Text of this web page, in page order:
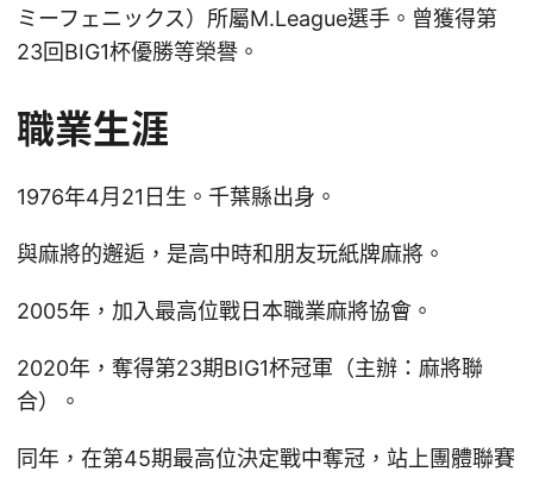
ミーフェニックス）所屬M.League選手。曾獲得第
23回BIG1杯優勝等榮譽。
職業生涯
1976年4月21日生。千葉縣出身。
與麻將的邂逅，是高中時和朋友玩紙牌麻將。
2005年，加入最高位戰日本職業麻將協會。
2020年，奪得第23期BIG1杯冠軍（主辦：麻將聯
合）。
同年，在第45期最高位決定戰中奪冠，站上團體聯賽